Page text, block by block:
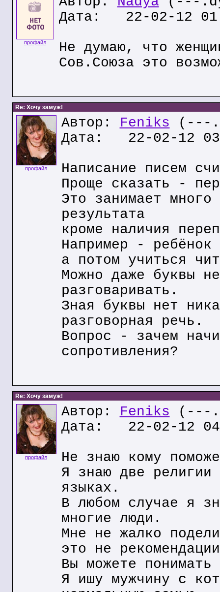
профайл
Дата: 22-02-12
Не думаю, что
Сов.Союза это
Re: Хочу замуж!
профайл
Автор: Feniks (---
Дата: 22-02-12
Написание писем
Проще сказать -
Это занимает
результата
кроме наличия
Например - ребёнок
а потом учиться
Можно даже буквы
разговаривать.
Зная буквы нет
разговорная речь.
Вопрос - зачем
сопротивления?
Re: Хочу замуж!
профайл
Автор: Feniks (---
Дата: 22-02-12
Не знаю кому
Я знаю две религии
языках.
В любом случае я
многие люди.
Мне не жалко
это не
Вы можете
Я ишу мужчину с